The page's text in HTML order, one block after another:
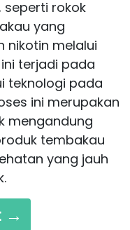
seperti rokok
yang
nikotin melalui
terjadi pada
teknologi pada
ini merupakan
mengandung
tembakau
yang jauh
→